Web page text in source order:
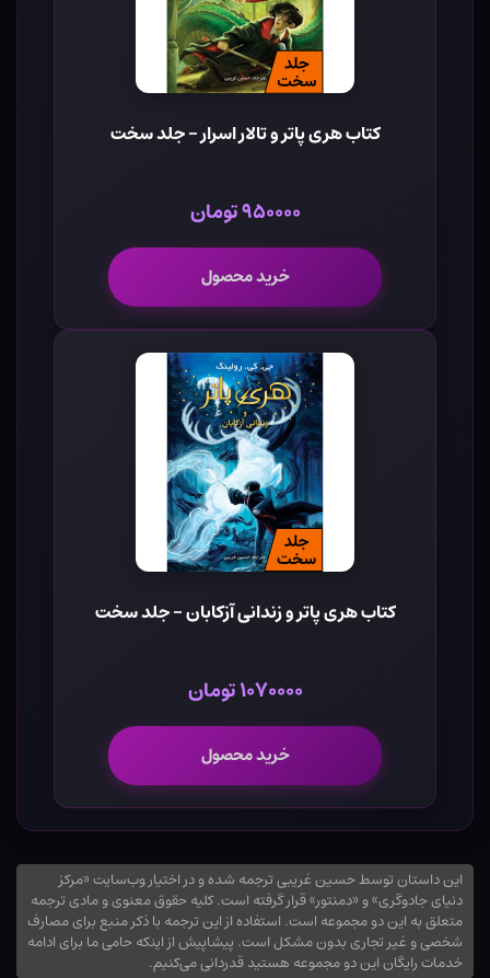
کتاب هری پاتر و تالار اسرار - جلد سخت
۹۵۰۰۰۰ تومان
خرید محصول
کتاب هری پاتر و زندانی آزکابان - جلد سخت
۱۰۷۰۰۰۰ تومان
خرید محصول
این داستان توسط حسین غریبی ترجمه شده و در اختیار وب‌سایت «مرکز
دنیای جادوگری» و «دمنتور» قرار گرفته است. کلیه حقوق معنوی و مادی ترجمه
متعلق به این دو مجموعه است. استفاده از این ترجمه با ذکر منبع برای مصارف
شخصی و غیر تجاری بدون مشکل است. پیشاپیش از اینکه حامی ما برای ادامه
خدمات رایگان این دو مجموعه هستید قدردانی می‌کنیم.